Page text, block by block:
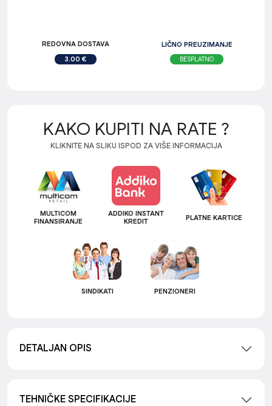
REDOVNA DOSTAVA
3.00 €
LIČNO PREUZIMANJE
BESPLATNO
KAKO KUPITI NA RATE ?
KLIKNITE NA SLIKU ISPOD ZA VIŠE INFORMACIJA
MULTICOM
FINANSIRANJE
ADDIKO INSTANT
KREDIT
PLATNE KARTICE
SINDIKATI PENZIONERI
DETALJAN OPIS
TEHNIČKE SPECIFIKACIJE